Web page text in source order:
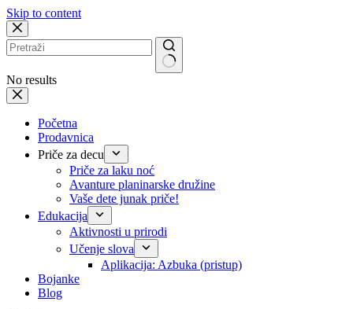
Skip to content
No results
Početna
Prodavnica
Priče za decu
Priče za laku noć
Avanture planinarske družine
Vaše dete junak priče!
Edukacija
Aktivnosti u prirodi
Učenje slova
Aplikacija: Azbuka (pristup)
Bojanke
Blog